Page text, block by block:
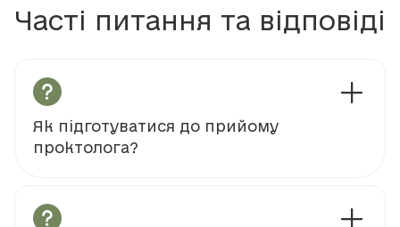
Часті питання та відповіді
Як підготуватися до прийому
проктолога?